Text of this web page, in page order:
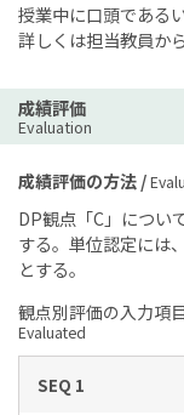
授業中に口頭である
詳しくは担当教員か
成績評価
Evaluation
成績評価の方法 /
DP観点「C」につい
する。単位認定には
とする。
観点別評価の入力項
Evaluated
SEQ 1